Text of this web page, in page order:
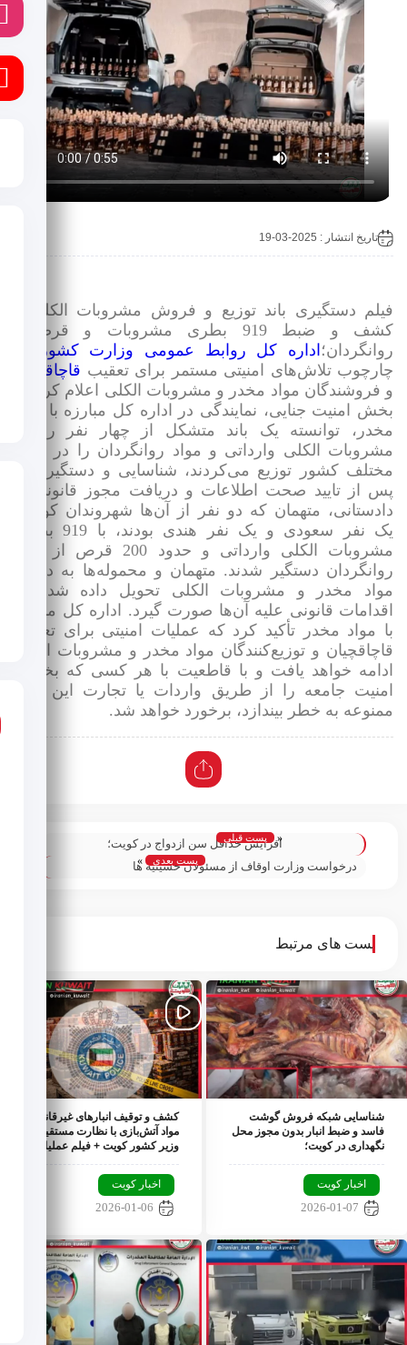
تاریخ انتشار : 2025-03-19
دستگیری باند توزیع و فروش مشروبات الکلی و
کشف و ضبط 919 بطری مشروبات و قرصهای
اداره‌ کل روابط عمومی وزارت کشوردر
تلاش‌های امنیتی مستمر برای تعقیبقاچاقچیان
فروشندگان مواد مخدر و مشروبات الکلی اعلام کرد که
امنیت جنایی، نمایندگی در اداره‌ کل مبارزه با مواد
توانسته یک باند متشکل از چهار نفر را که
الکلی وارداتی و مواد روانگردان را در نقاط
کشور توزیع می‌کردند، شناسایی و دستگیر کند.
از تایید صحت اطلاعات و دریافت مجوز قانونی از
متهمان که دو نفر از آن‌ها شهروندان کویتی،
یک نفر سعودی و یک نفر هندی بودند، با 919 بطری
مشروبات الکلی وارداتی و حدود 200 قرص از مواد
دستگیر شدند. متهمان و محموله‌ها به دادگاه
مخدر و مشروبات الکلی تحویل داده شدند تا
قانونی علیه آن‌ها صورت گیرد. اداره‌ کل مبارزه
مواد مخدر تأکید کرد که عملیات امنیتی برای تعقیب
و توزیع‌کنندگان مواد مخدر و مشروبات الکلی
خواهد یافت و با قاطعیت با هر کسی که بخواهد
جامعه را از طریق واردات یا تجارت این مواد
به خطر بیندازد، برخورد خواهد شد.
پست قبلی
افزایش حداقل سن ازدواج در کویت؛
درخواست وزارت اوقاف از مسئولان حسینیه ها
پست بعدی »
پست های مرتبط
شناسایی شبکه فروش گوشت
فاسد و ضبط انبار بدون مجوز محل
نگهداری در کویت؛
اخبار کویت
2026-01-07
کشف و توقیف انبارهای غیرقانونی
مواد آتش‌بازی با نظارت مستقیم
وزیر کشور کویت + فیلم عملیات؛
اخبار کویت
2026-01-06